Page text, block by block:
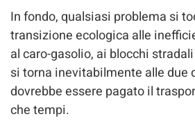
In fondo, qualsiasi problema si
transizione ecologica alle
al caro-gasolio, ai blocchi
si torna inevitabilmente alle due
dovrebbe essere pagato il
che tempi.